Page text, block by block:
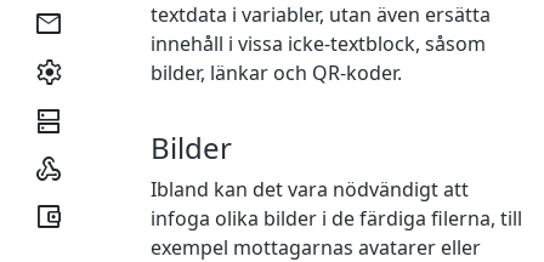





textdata i variabler, utan även ersätta
innehåll i vissa icke-textblock, såsom
bilder, länkar och QR-koder.
Bilder
Ibland kan det vara nödvändigt att
infoga olika bilder i de färdiga filerna, till
exempel mottagarnas avatarer eller